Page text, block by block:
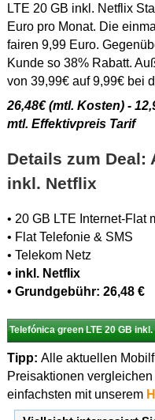
LTE 20 GB inkl. Netflix
Euro pro Monat. Die
fairen 9,99 Euro.
Kunde so 38% Rabatt.
von 39,99€ auf 9,99€ bei
26,48€ (mtl. Kosten) -
mtl. Effektivpreis Tarif
Details zum Deal:
inkl. Netflix
• 20 GB LTE Internet-Flat
• Flat Telefonie & SMS
• Telekom Netz
• inkl. Netflix
• Grundgebühr: 26,48 €
Telefónica green LTE 20 GB
Tipp: Alle aktuellen
Preisaktionen
einfachsten mit unserem